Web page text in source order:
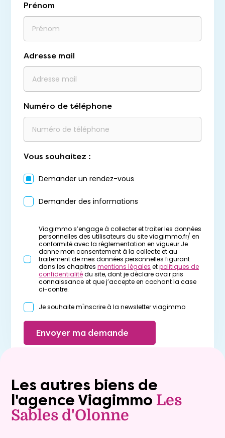
Prénom
Adresse mail
Numéro de téléphone
Vous souhaitez :
Demander un rendez-vous
Demander des informations
Viagimmo s’engage à collecter et traiter les données
personnelles des utilisateurs du site viagimmo.fr/ en
conformité avec la réglementation en vigueur.Je
donne mon consentement à la collecte et au
traitement de mes données personnelles figurant
dans les chapitres mentions légales etpolitiques de
confidentialitédu site, dont je déclare avoir pris
connaissance et que j’accepte en cochant la case
ci-contre.
Je souhaite m'inscrire à la newsletter viagimmo
Envoyer ma demande
Les autres biens de
l'agence Viagimmo Les
Sables d'Olonne